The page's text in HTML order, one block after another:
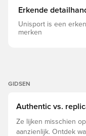
Erkende
Unisport is een
merken
GIDSEN
Authentic vs.
Ze lijken misschien
aanzienlijk. Ontdek